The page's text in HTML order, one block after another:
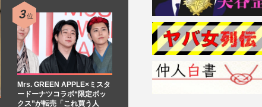
Mrs. GREEN APPLE×ミスタ
ードーナツコラボ“限定ボッ
クス”が転売「これ買う人
ぎる三角
トざわつ